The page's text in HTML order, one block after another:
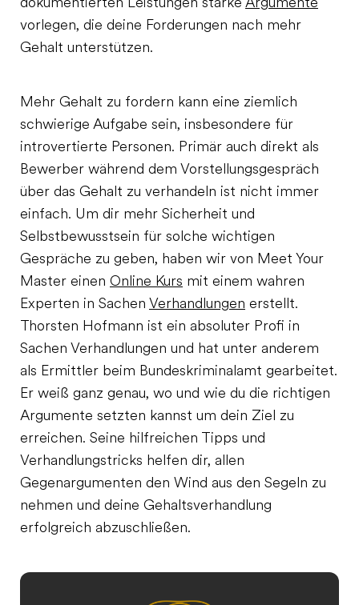
dokumentierten Leistungen starke Argumente
vorlegen, die deine Forderungen nach mehr
Gehalt unterstützen.
Mehr Gehalt zu fordern kann eine ziemlich
schwierige Aufgabe sein, insbesondere für
introvertierte Personen. Primär auch direkt als
Bewerber während dem Vorstellungsgespräch
über das Gehalt zu verhandeln ist nicht immer
einfach. Um dir mehr Sicherheit und
Selbstbewusstsein für solche wichtigen
Gespräche zu geben, haben wir von Meet Your
Master einen Online Kurs mit einem wahren
Experten in Sachen Verhandlungen erstellt.
Thorsten Hofmann ist ein absoluter Profi in
Sachen Verhandlungen und hat unter anderem
als Ermittler beim Bundeskriminalamt gearbeitet.
Er weiß ganz genau, wo und wie du die richtigen
Argumente setzten kannst um dein Ziel zu
erreichen. Seine hilfreichen Tipps und
Verhandlungstricks helfen dir, allen
Gegenargumenten den Wind aus den Segeln zu
nehmen und deine Gehaltsverhandlung
erfolgreich abzuschließen.